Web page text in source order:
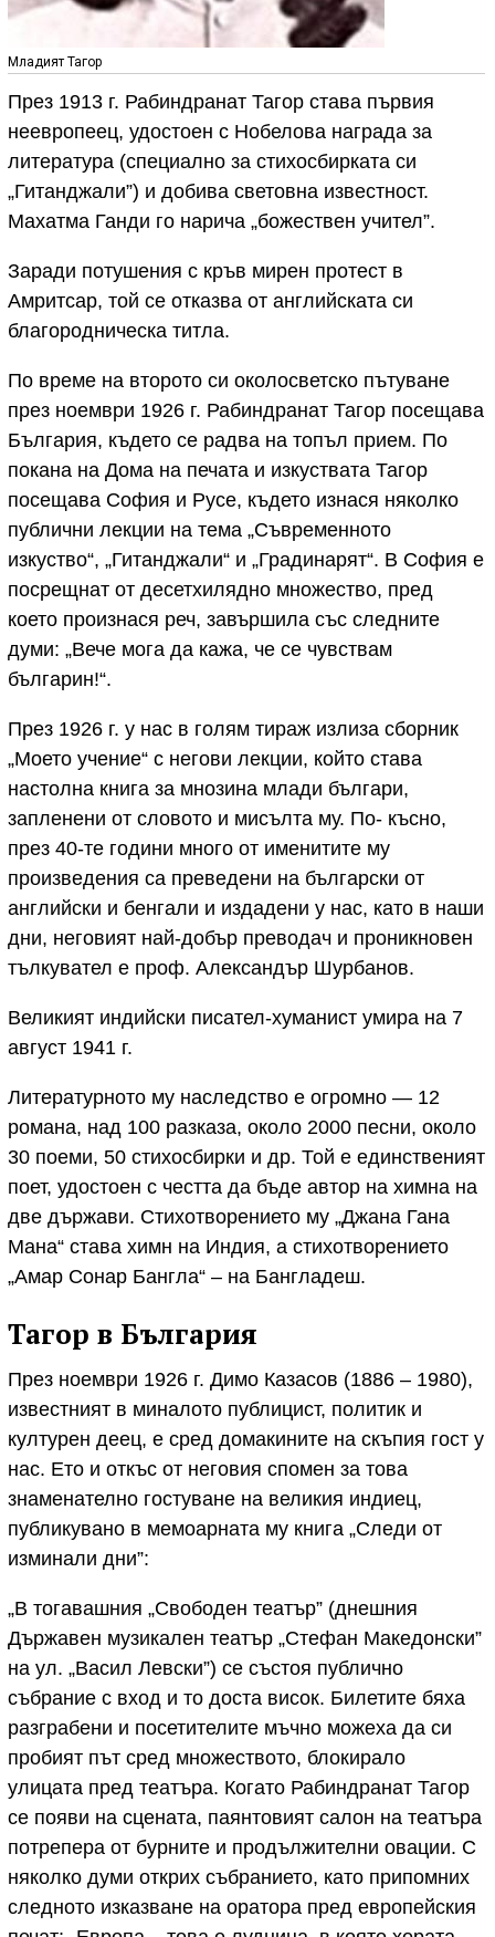
Младият Тагор
През 1913 г. Рабиндранат Тагор става първия
неевропеец, удостоен с Нобелова награда за
литература (специално за стихосбирката си
„Гитанджали”) и добива световна известност.
Махатма Ганди го нарича „божествен учител”.
Заради потушения с кръв мирен протест в
Амритсар, той се отказва от английската си
благородническа титла.
По време на второто си околосветско пътуване
през ноември 1926 г. Рабиндранат Тагор посещава
България, където се радва на топъл прием. По
покана на Дома на печата и изкуствата Тагор
посещава София и Русе, където изнася няколко
публични лекции на тема „Съвременното
изкуство“, „Гитанджали“ и „Градинарят“. В София е
посрещнат от десетхилядно множество, пред
което произнася реч, завършила със следните
думи: „Вече мога да кажа, че се чувствам
българин!“.
През 1926 г. у нас в голям тираж излиза сборник
„Моето учение“ с негови лекции, който става
настолна книга за мнозина млади българи,
запленени от словото и мисълта му. По- късно,
през 40-те години много от именитите му
произведения са преведени на български от
английски и бенгали и издадени у нас, като в наши
дни, неговият най-добър преводач и проникновен
тълкувател е проф. Александър Шурбанов.
Великият индийски писател-хуманист умира на 7
август 1941 г.
Литературното му наследство е огромно — 12
романа, над 100 разказа, около 2000 песни, около
30 поеми, 50 стихосбирки и др. Той е единственият
поет, удостоен с честта да бъде автор на химна на
две държави. Стихотворението му „Джана Гана
Мана“ става химн на Индия, а стихотворението
„Амар Сонар Бангла“ – на Бангладеш.
Тагор в България
През ноември 1926 г. Димо Казасов (1886 – 1980),
известният в миналото публицист, политик и
културен деец, е сред домакините на скъпия гост у
нас. Ето и откъс от неговия спомен за това
знаменателно гостуване на великия индиец,
публикувано в мемоарната му книга „Следи от
изминали дни”:
„В тогавашния „Свободен театър” (днешния
Държавен музикален театър „Стефан Македонски”
на ул. „Васил Левски”) се състоя публично
събрание с вход и то доста висок. Билетите бяха
разграбени и посетителите мъчно можеха да си
пробият път сред множеството, блокирало
улицата пред театъра. Когато Рабиндранат Тагор
се появи на сцената, паянтовият салон на театъра
потрепера от бурните и продължителни овации. С
няколко думи открих събранието, като припомних
следното изказване на оратора пред европейския